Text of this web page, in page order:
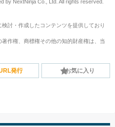
by NextNinja Co., Ltd. All rights reserved.
討・作成したコンテンツを提供しており
作権、商標権その他の知的財産権は、当
発行 お気に入り